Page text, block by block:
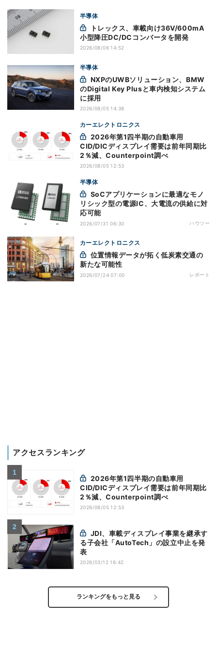
半導体
小型降圧DC/DCコンバータを開発
2026/08/06 14:52
半導体
のDigital Key Plusと車内検知システム
に採用
2026/08/05 14:38
カーエレクトロニクス
CID/DICディスプレイ需要は前年同期比
2％減、Counterpoint調べ
2026/08/05 12:53
半導体
リシック型の電源IC、大電流の供給に対
応可能
2026/07/31 06:30 ハウツー
カーエレクトロニクス
新たな可能性
2026/07/24 07:00 レポート
アクセスランキング
CID/DICディスプレイ需要は前年同期比
2％減、Counterpoint調べ
2026/08/05 12:53
る子会社「AutoTech」の設立中止を発
表
2026/03/12 16:42
ランキングをもっと見る